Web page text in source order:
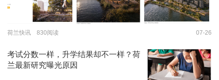
荷兰快讯 830阅读 07-26
考试分数一样，升学结果却不一样？荷
兰最新研究曝光原因